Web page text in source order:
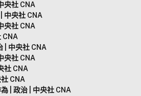
央社 CNA
中央社 CNA
央社 CNA
CNA
| 中央社 CNA
央社 CNA
社 CNA
CNA
| 政治 | 中央社 CNA